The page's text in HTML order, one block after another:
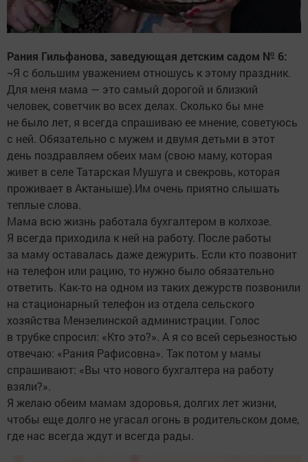
Рания Гильфанова, заведующая детским садом № 6:
¬Я с большим уважением отношусь к этому праздник.
Для меня мама — это самый дорогой и близкий
человек, советчик во всех делах. Сколько бы мне
не было лет, я всегда спрашиваю ее мнение, советуюсь
с ней. Обязательно с мужем и двумя детьми в этот
день поздравляем обеих мам (свою маму, которая
живет в селе Татарская Мушуга и свекровь, которая
проживает в Актаныше).Им очень приятно слышать
теплые слова.
Мама всю жизнь работала бухгалтером в колхозе.
Я всегда приходила к ней на работу. После работы
за маму оставалась даже дежурить. Если кто позвонит
на телефон или рацию, то нужно было обязательно
ответить. Как-то на одном из таких дежурств позвонили
на стационарный телефон из отдела сельского
хозяйства Мензелинской администрации. Голос
в трубке спросил: «Кто это?». А я со всей серьезностью
отвечаю: «Рания Рафисовна». Так потом у мамы
спрашивают: «Вы что нового бухгалтера на работу
взяли?».
Я желаю обеим мамам здоровья, долгих лет жизни,
чтобы еще долго не угасал огонь в родительском доме,
где нас всегда ждут и всегда рады.